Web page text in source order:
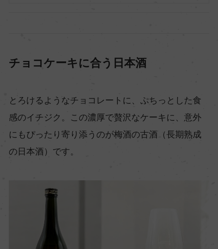
チョコケーキに合う日本酒
とろけるようなチョコレートに、ぷちっとした食
感のイチジク。この濃厚で贅沢なケーキに、意外
にもぴったり寄り添うのが梅酒の古酒（長期熟成
の日本酒）です。